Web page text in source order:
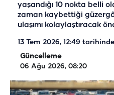
yaşandığı 10 nokta belli
zaman kaybettiği
ulaşımı kolaylaştıracak
13 Tem 2026, 12:49 tarihinde
Güncelleme
06 Ağu 2026, 08:20